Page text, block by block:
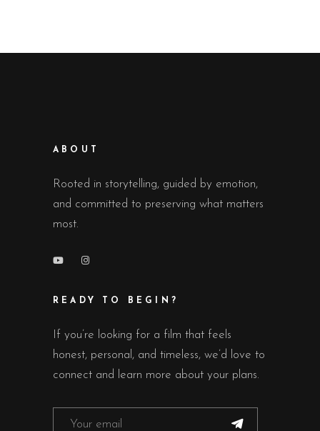
ABOUT
Rooted in storytelling, guided by emotion,
and committed to preserving what matters
most.
READY TO BEGIN?
If you’re looking for a film that feels
honest, personal, and timeless, we’d love to
connect and learn more about your plans.